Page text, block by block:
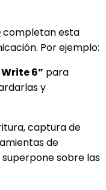
completan esta
Por ejemplo:
6” para
y
captura de
de
sobre las